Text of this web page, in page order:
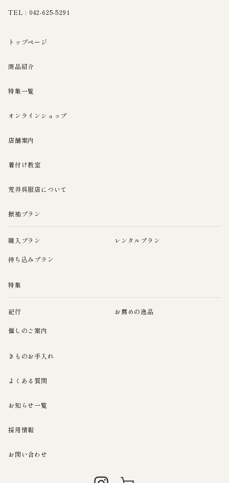
TEL : 042-625-5291
トップページ
商品紹介
特集一覧
オンラインショップ
店舗案内
着付け教室
荒井呉服店について
振袖プラン
購入プラン レンタルプラン
持ち込みプラン
特集
紀行 お薦めの逸品
催しのご案内
きものお手入れ
よくある質問
お知らせ一覧
採用情報
お問い合わせ